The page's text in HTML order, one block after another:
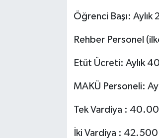
Öğrenci Başı:
Rehber Personel
Etüt Ücreti: Aylık
MAKÜ Personeli:
Tek Vardiya :
İki Vardiya : 42.500